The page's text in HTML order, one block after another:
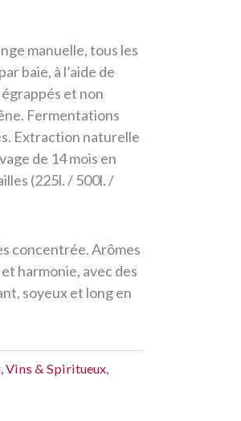
manuelle, tous les
baie, à l’aide de
et non
Fermentations
Extraction naturelle
de 14 mois en
(225l. / 500l. /
concentrée. Arômes
harmonie, avec des
soyeux et long en
,Vins & Spiritueux,